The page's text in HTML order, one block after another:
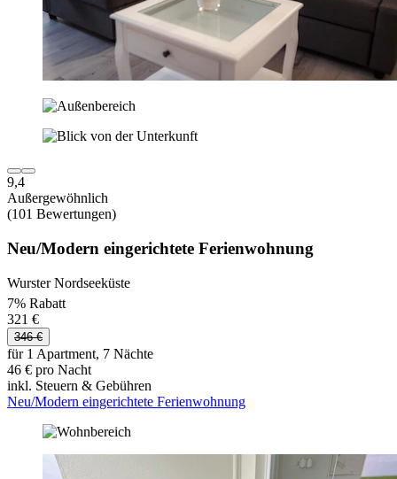
9,4
Außergewöhnlich
(101 Bewertungen)
Neu/Modern eingerichtete Ferienwohnung
Wurster Nordseeküste
7% Rabatt
321 €
346 €
für 1 Apartment, 7 Nächte
46 € pro Nacht
inkl. Steuern & Gebühren
Neu/Modern eingerichtete Ferienwohnung